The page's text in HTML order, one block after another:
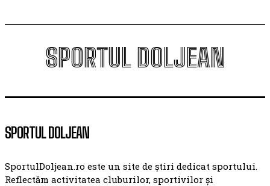
SPORTUL DOLJEAN
SPORTUL DOLJEAN
SportulDoljean.ro este un site de știri dedicat sportului.
Reflectăm activitatea cluburilor, sportivilor și